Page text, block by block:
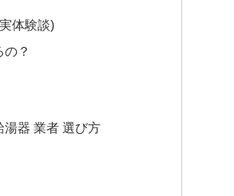
体験談)
？
器 業者 選び方